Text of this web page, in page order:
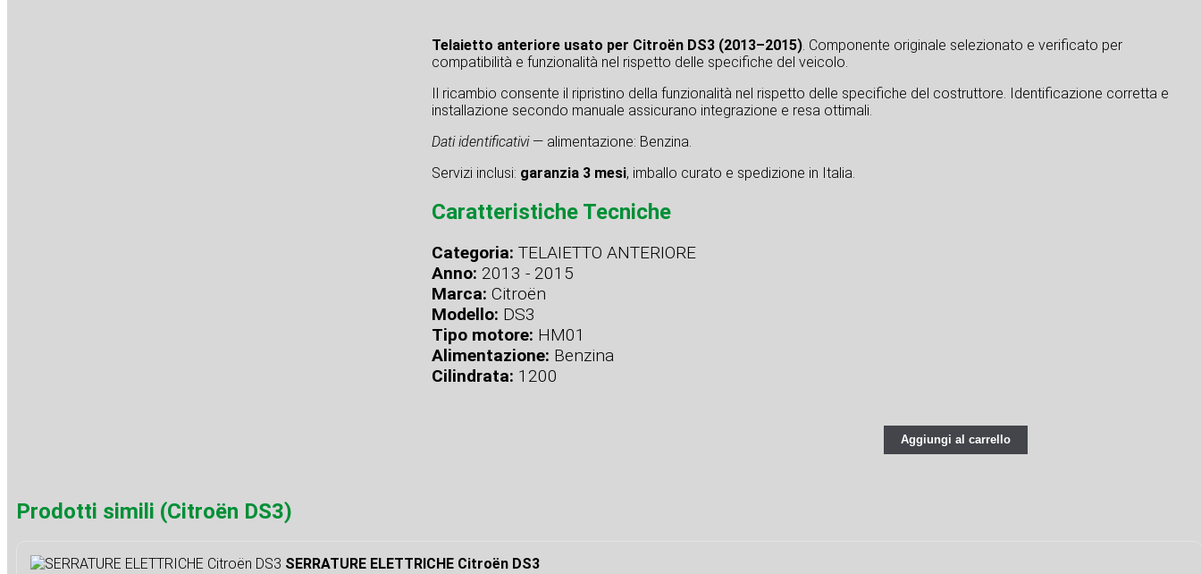
Telaietto anteriore usato per Citroën DS3 (2013–2015). Componente originale selezionato e verificato per
compatibilità e funzionalità nel rispetto delle specifiche del veicolo.
Il ricambio consente il ripristino della funzionalità nel rispetto delle specifiche del costruttore. Identificazione corretta e
installazione secondo manuale assicurano integrazione e resa ottimali.
Dati identificativi— alimentazione: Benzina.
Servizi inclusi: garanzia 3 mesi, imballo curato e spedizione in Italia.
Caratteristiche Tecniche
Categoria: TELAIETTO ANTERIORE
Anno: 2013 - 2015
Marca: Citroën
Modello: DS3
Tipo motore: HM01
Alimentazione: Benzina
Cilindrata: 1200
Aggiungi al carrello
Prodotti simili (Citroën DS3)
SERRATURE ELETTRICHE Citroën DS3